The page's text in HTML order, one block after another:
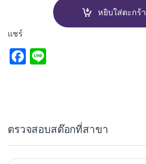
หยิบใส่ตะกร้า
แชร์
F
o
o
ตรวจสอบสต๊อกที่สาขา